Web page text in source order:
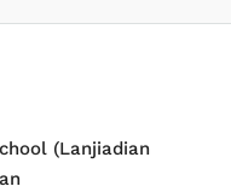
(Lanjiadian